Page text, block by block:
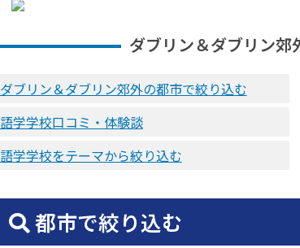
ダブリン＆ダブリン郊
ダブリン＆ダブリン郊外の都市で絞り込む
語学学校口コミ・体験談
語学学校をテーマから絞り込む
都市で絞り込む